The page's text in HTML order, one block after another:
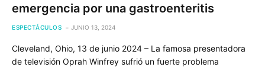
emergencia por una gastroenteritis
ESPECTÁCULOS JUNIO 13, 2024
Cleveland, Ohio, 13 de junio 2024 – La famosa presentadora
de televisión Oprah Winfrey sufrió un fuerte problema